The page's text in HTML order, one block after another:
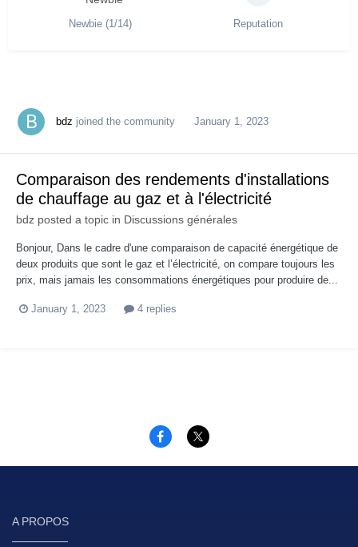
Newbie (1/14) Reputation
bdz joined the community January 1, 2023
Comparaison des rendements d'installations
de chauffage au gaz et à l'électricité
bdz posted a topic in Discussions générales
Bonjour, Dans le cadre d'une comparaison de capacité énergétique de
deux produits que sont le gaz et l’électricité, on compare toujours les
prix, mais jamais les consommations énergétiques pour produire de...
January 1, 2023 4 replies
A PROPOS